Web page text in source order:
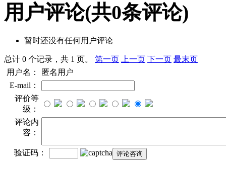
用户评论(共0条评论)
暂时还没有任何用户评论
总计 0 个记录，共 1 页。 第一页 上一页 下一页 最末页
用户名：
匿名用户
E-mail：
评价等
级：
评论内
容：
验证码：